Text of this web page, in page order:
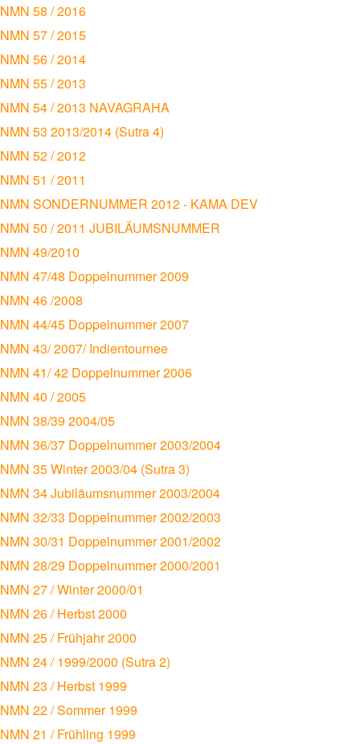
NMN 58 / 2016
NMN 57 / 2015
NMN 56 / 2014
NMN 55 / 2013
NMN 54 / 2013 NAVAGRAHA
NMN 53 2013/2014 (Sutra 4)
NMN 52 / 2012
NMN 51 / 2011
NMN SONDERNUMMER 2012 - KAMA DEV
NMN 50 / 2011 JUBILÄUMSNUMMER
NMN 49/2010
NMN 47/48 Doppelnummer 2009
NMN 46 /2008
NMN 44/45 Doppelnummer 2007
NMN 43/ 2007/ Indientournee
NMN 41/ 42 Doppelnummer 2006
NMN 40 / 2005
NMN 38/39 2004/05
NMN 36/37 Doppelnummer 2003/2004
NMN 35 Winter 2003/04 (Sutra 3)
NMN 34 Jubiläumsnummer 2003/2004
NMN 32/33 Doppelnummer 2002/2003
NMN 30/31 Doppelnummer 2001/2002
NMN 28/29 Doppelnummer 2000/2001
NMN 27 / Winter 2000/01
NMN 26 / Herbst 2000
NMN 25 / Frühjahr 2000
NMN 24 / 1999/2000 (Sutra 2)
NMN 23 / Herbst 1999
NMN 22 / Sommer 1999
NMN 21 / Frühling 1999